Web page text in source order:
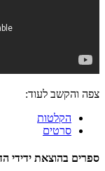
צפה והקשב לעוד:
הקלטות
סרטים
ספרים בהוצאת ידידי